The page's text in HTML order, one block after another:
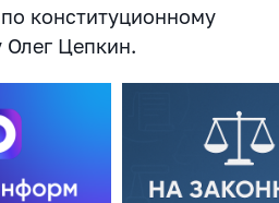
конституционному
Олег Цепкин.